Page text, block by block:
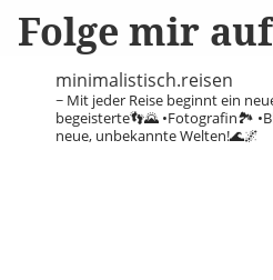
Folge mir
minimalistisch.reisen
~ Mit jeder Reise beginnt ein
begeisterte👣🌄 •Fotografin🏞️
neue, unbekannte Welten!🌊🌌